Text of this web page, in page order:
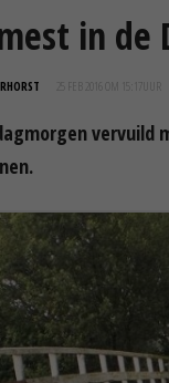
in de
25 FEB 2016 OM 15:17